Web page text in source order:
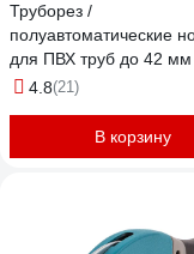
Труборез /
полуавтоматические
для ПВХ труб до 42 мм
63002
4.8(21)
В корзину